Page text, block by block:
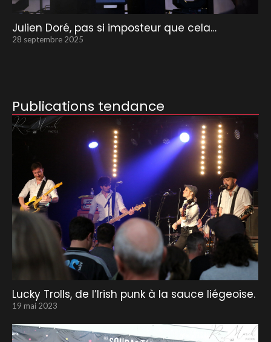
Julien Doré, pas si imposteur que cela…
28 septembre 2025
Publications tendance
Lucky Trolls, de l’Irish punk à la sauce liégeoise.
19 mai 2023